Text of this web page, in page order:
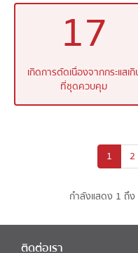
17
เกิดการตัดเนื่องจากกระแสเ
ที่ชุดควบคุม
1 2
กำลังแสดง 1 ถึ
ติดต่อเรา